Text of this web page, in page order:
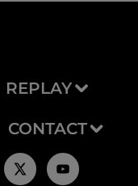
REPLAY
CONTACT